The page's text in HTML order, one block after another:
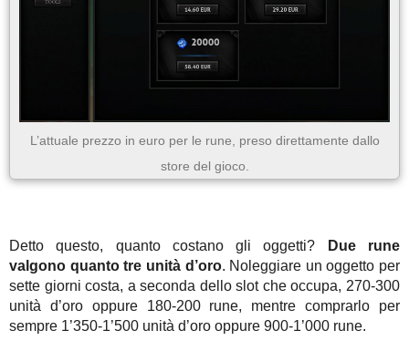
L’attuale prezzo in euro per le rune, preso direttamente dallo
store del gioco.
Detto questo, quanto costano gli oggetti?
Due rune
valgono quanto tre unità d’oro. Noleggiare un oggetto per
sette giorni costa, a seconda dello slot che occupa, 270-300
unità d’oro oppure 180-200 rune, mentre comprarlo per
sempre 1’350-1’500 unità d’oro oppure 900-1’000 rune.